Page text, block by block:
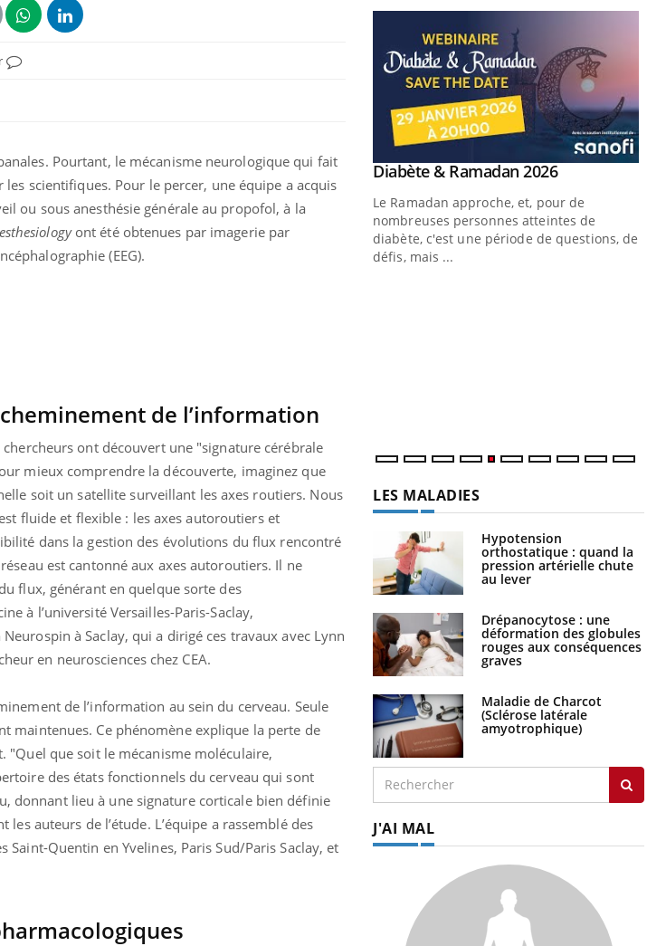
Pourtant, le mécanisme neurologique qui fait
scientifiques. Pour le percer, une équipe a acquis
ou sous anesthésie générale au propofol, à la
ont été obtenues par imagerie par
(EEG).
de l’information
ont découvert une "signature cérébrale
mieux comprendre la découverte, imaginez que
soit un satellite surveillant les axes routiers. Nous
fluide et flexible : les axes autoroutiers et
dans la gestion des évolutions du flux rencontré
est cantonné aux axes autoroutiers. Il ne
flux, générant en quelque sorte des
à l’université Versailles-Paris-Saclay,
à Saclay, qui a dirigé ces travaux avec Lynn
en neurosciences chez CEA.
de l’information au sein du cerveau. Seule
maintenues. Ce phénomène explique la perte de
"Quel que soit le mécanisme moléculaire,
des états fonctionnels du cerveau qui sont
donnant lieu à une signature corticale bien définie
auteurs de l’étude. L’équipe a rassemblé des
Saint-Quentin en Yvelines, Paris Sud/Paris Saclay, et
: et si on
de type 2
chez les
les soignants.
Youtube
Eczéma Chronique des Mains : se
préparer pour l’été !Youtube
L'été arrive… et avec lui, un tout nouveau
rythme de vie ! Vacances, plage, piscine,
soleil, activités en plein air… Nos mains
Youtube
Diabète & Ramadan 2026Youtube
Le Ramadan approche, et, pour de
nombreuses personnes atteintes de
diabète, c'est une période de questions, de
défis, mais ...
LES MALADIES
Hypotension
orthostatique : quand la
pression artérielle chute
au lever
Drépanocytose : une
déformation des globules
rouges aux conséquences
graves
Maladie de Charcot
(Sclérose latérale
amyotrophique)
J'AI MAL